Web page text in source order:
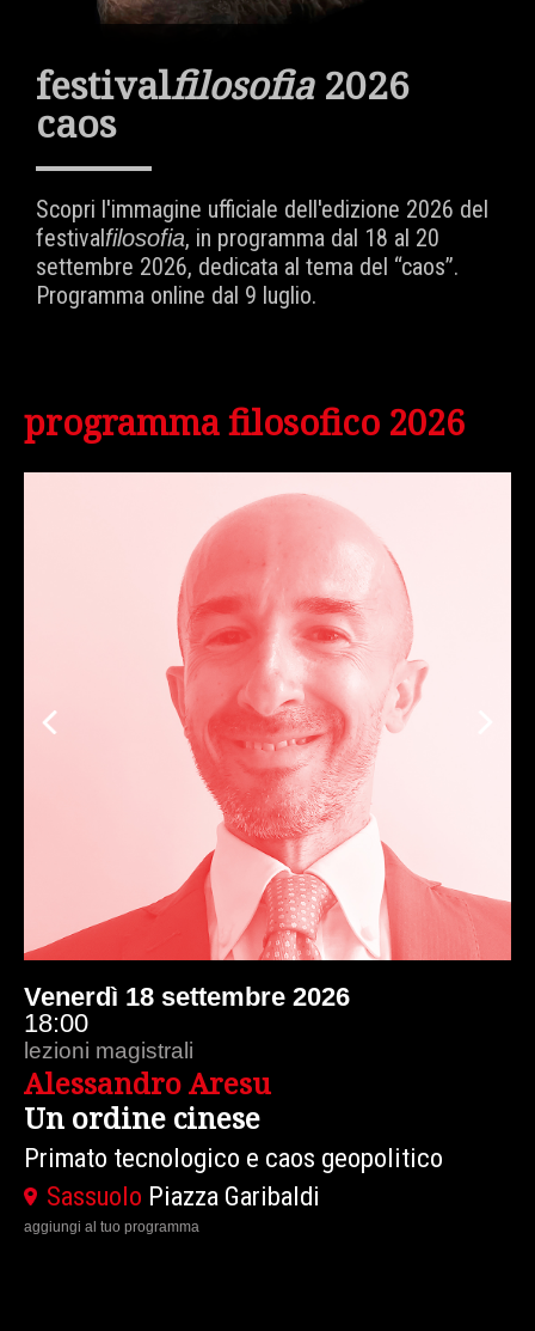
festivalfilosofia2026
caos
Scopri l'immagine ufficiale dell'edizione 2026 del
festivalfilosofia, in programma dal 18 al 20
settembre 2026, dedicata al tema del “caos”.
Programma online dal 9 luglio.
programma filosofico 2026
Venerdì 18 settembre 2026
18:00
lezioni magistrali
Alessandro Aresu
Un ordine cinese
Primato tecnologico e caos geopolitico
Sassuolo Piazza Garibaldi
aggiungi al tuo programma
Previous